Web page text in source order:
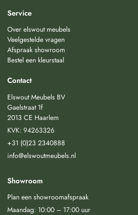
Service
Over elswout meubels
Veelgestelde vragen
Afspraak showroom
Bestel een kleurstaal
Contact
Elswout Meubels BV
Gaelstraat 1f
2013 CE Haarlem
KVK: 94263326
+31 (0)23 2340888
info@elswoutmeubels.nl
Showroom
Plan een showroomafspraak
Maandag: 10:00 – 17:00 uur